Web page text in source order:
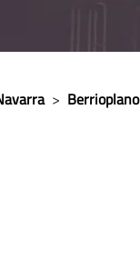
> Berrioplano